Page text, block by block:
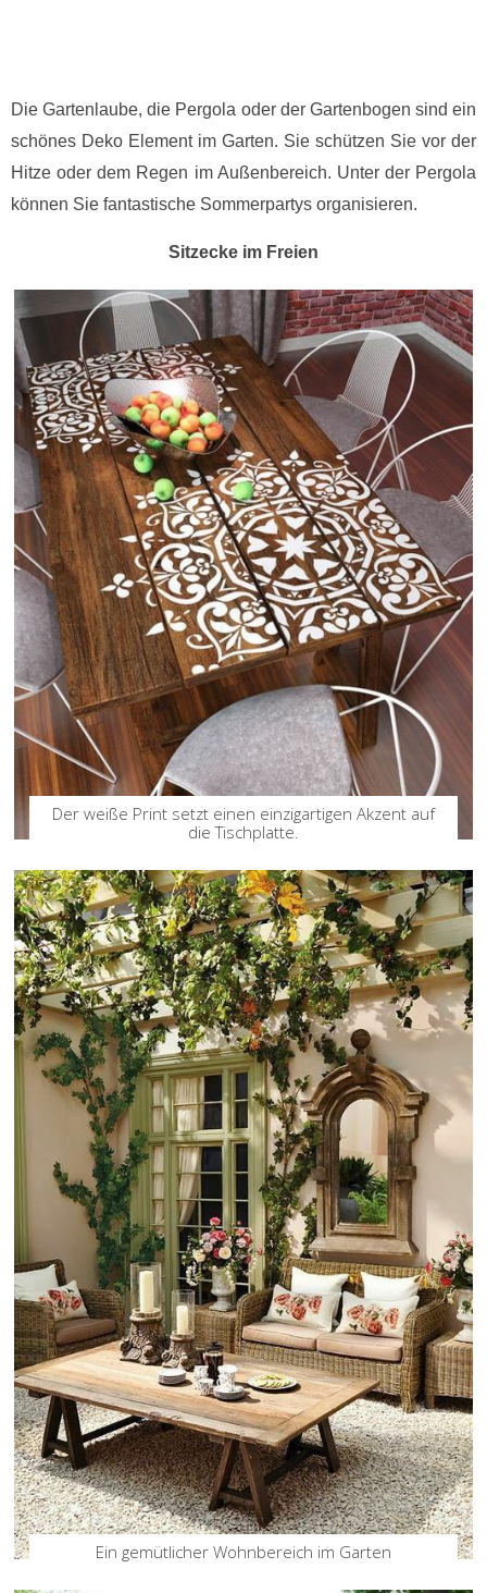
Die Gartenlaube, die Pergola oder der Gartenbogen sind ein
schönes Deko Element im Garten. Sie schützen Sie vor der
Hitze oder dem Regen im Außenbereich. Unter der Pergola
können Sie fantastische Sommerpartys organisieren.
Sitzecke im Freien
Der weiße Print setzt einen einzigartigen Akzent auf
die Tischplatte.
Ein gemütlicher Wohnbereich im Garten